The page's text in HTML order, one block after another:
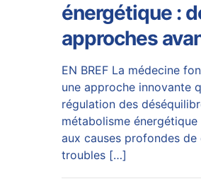
énergétique :
approches
EN BREF La médecine
une approche innovante
régulation des
métabolisme énergétique
aux causes profondes de
troubles[…]